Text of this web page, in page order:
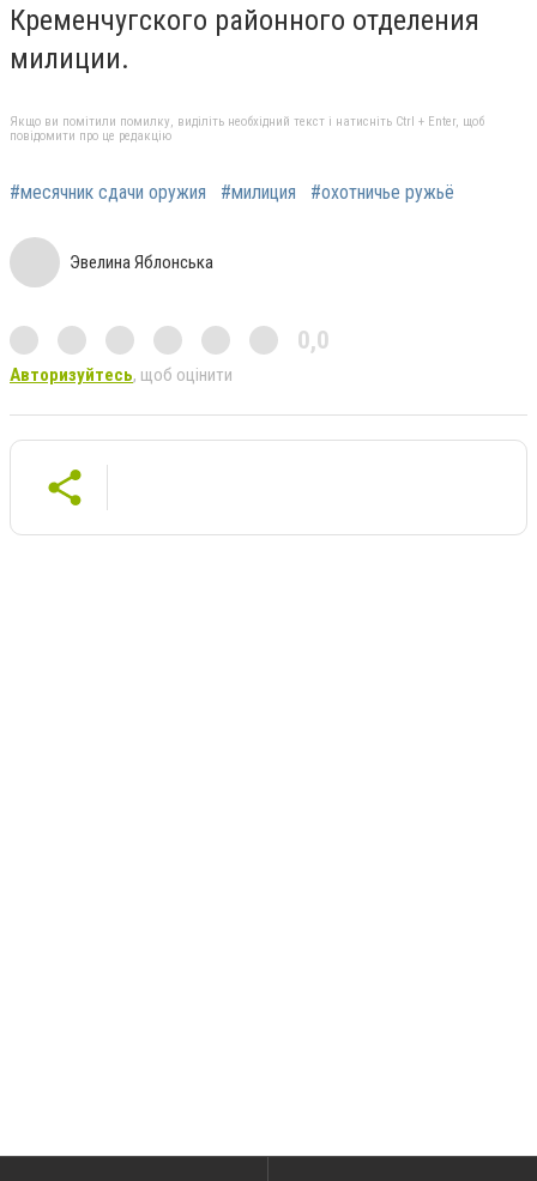
Кременчугского районного отделения
милиции.
Якщо ви помітили помилку, виділіть необхідний текст і натисніть Ctrl + Enter, щоб
повідомити про це редакцію
#месячник сдачи оружия #милиция #охотничье ружьё
Эвелина Яблонська
0,0
Авторизуйтесь, щоб оцінити